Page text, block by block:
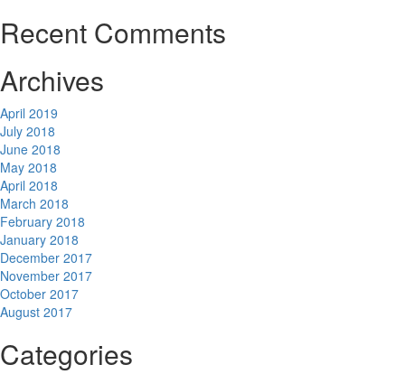
Recent Comments
Archives
April 2019
July 2018
June 2018
May 2018
April 2018
March 2018
February 2018
January 2018
December 2017
November 2017
October 2017
August 2017
Categories